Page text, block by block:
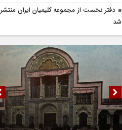
دفتر نخست از مجموعه کلیمیان ایران منتشر
شد